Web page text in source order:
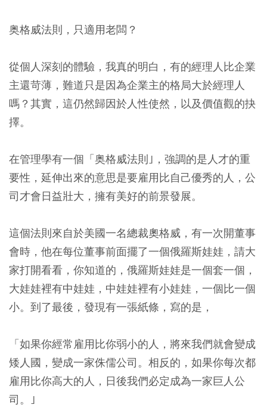
奥格威法則，只適用老闆？
從個人深刻的體驗，我真的明白，有的經理人比企業
主還苛薄，難道只是因為企業主的格局大於經理人
嗎？其實，這仍然歸因於人性使然，以及價值觀的抉
擇。
在管理學有一個「奥格威法則｣，強調的是人才的重
要性，延伸出來的意思是要雇用比自己優秀的人，公
司才會日益壯大，擁有美好的前景發展。
這個法則來自於美國一名總裁奧格威，有一次開董事
會時，他在每位董事前面擺了一個俄羅斯娃娃，請大
家打開看看，你知道的，俄羅斯娃娃是一個套一個，
大娃娃裡有中娃娃，中娃娃裡有小娃娃，一個比一個
小。到了最後，發現有一張紙條，寫的是，
「如果你經常雇用比你弱小的人，將來我們就會變成
矮人國，變成一家侏儒公司。相反的，如果你每次都
雇用比你高大的人，日後我們必定成為一家巨人公
司。｣